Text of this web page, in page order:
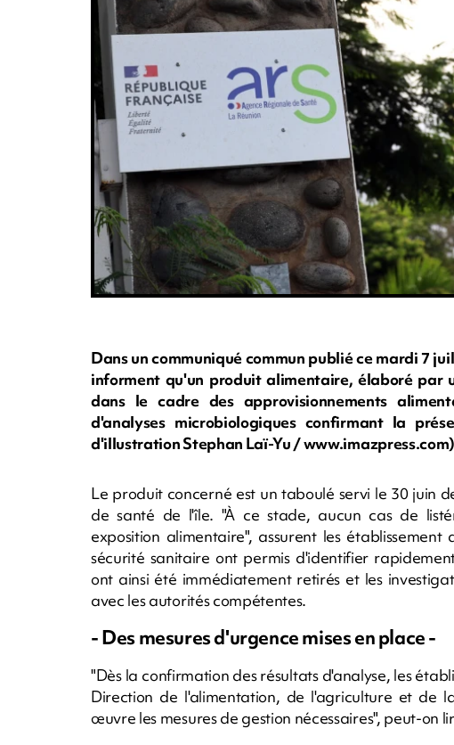
Dans un communiqué commun publié ce mardi 7
informent qu'un produit alimentaire, élaboré par
dans le cadre des approvisionnements
d'analyses microbiologiques confirmant la
d'illustration Stephan Laï-Yu / www.imazpress.com)
Le produit concerné est un taboulé servi le 30 juin
de santé de l'île. "À ce stade, aucun cas de
exposition alimentaire", assurent les
sécurité sanitaire ont permis d'identifier
ont ainsi été immédiatement retirés et les
avec les autorités compétentes.
- Des mesures d'urgence mises en place -
"Dès la confirmation des résultats d'analyse, les
Direction de l'alimentation, de l'agriculture et de
œuvre les mesures de gestion nécessaires", peut-on